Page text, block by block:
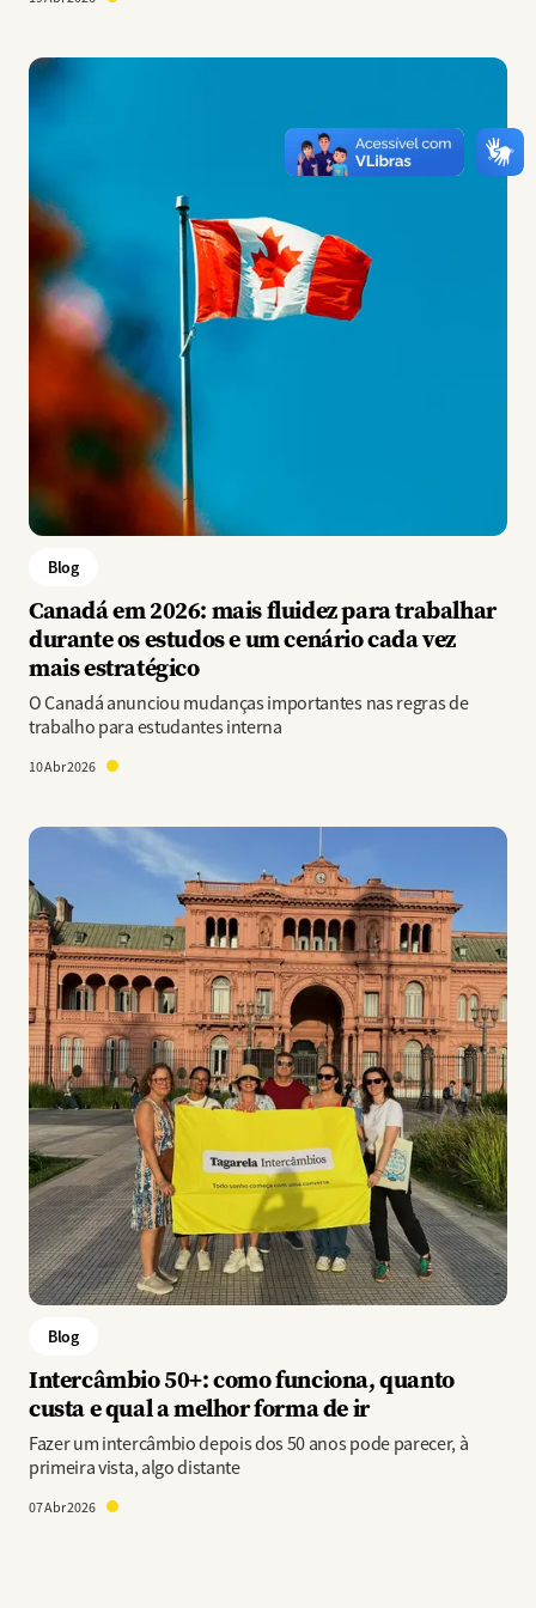
Imagem
Blog
Canadá em 2026: mais fluidez para trabalhar
durante os estudos e um cenário cada vez
mais estratégico
O Canadá anunciou mudanças importantes nas regras de
trabalho para estudantes interna
10 Abr 2026
Imagem
Blog
Intercâmbio 50+: como funciona, quanto
custa e qual a melhor forma de ir
Fazer um intercâmbio depois dos 50 anos pode parecer, à
primeira vista, algo distante
07 Abr 2026